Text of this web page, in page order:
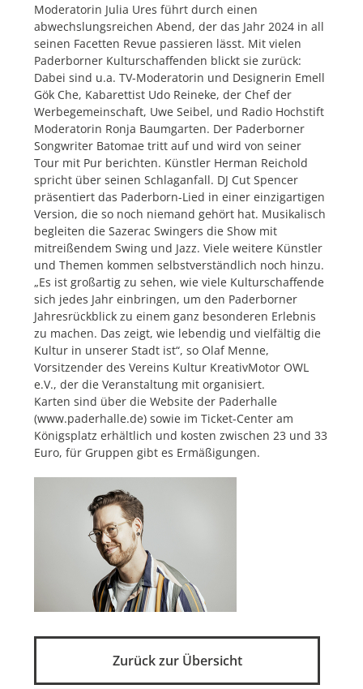
Moderatorin Julia Ures führt durch einen
abwechslungsreichen Abend, der das Jahr 2024 in all
seinen Facetten Revue passieren lässt. Mit vielen
Paderborner Kulturschaffenden blickt sie zurück:
Dabei sind u.a. TV-Moderatorin und Designerin Emell
Gök Che, Kabarettist Udo Reineke, der Chef der
Werbegemeinschaft, Uwe Seibel, und Radio Hochstift
Moderatorin Ronja Baumgarten. Der Paderborner
Songwriter Batomae tritt auf und wird von seiner
Tour mit Pur berichten. Künstler Herman Reichold
spricht über seinen Schlaganfall. DJ Cut Spencer
präsentiert das Paderborn-Lied in einer einzigartigen
Version, die so noch niemand gehört hat. Musikalisch
begleiten die Sazerac Swingers die Show mit
mitreißendem Swing und Jazz. Viele weitere Künstler
und Themen kommen selbstverständlich noch hinzu.
„Es ist großartig zu sehen, wie viele Kulturschaffende
sich jedes Jahr einbringen, um den Paderborner
Jahresrückblick zu einem ganz besonderen Erlebnis
zu machen. Das zeigt, wie lebendig und vielfältig die
Kultur in unserer Stadt ist“, so Olaf Menne,
Vorsitzender des Vereins Kultur KreativMotor OWL
e.V., der die Veranstaltung mit organisiert.
Karten sind über die Website der Paderhalle
(www.paderhalle.de) sowie im Ticket-Center am
Königsplatz erhältlich und kosten zwischen 23 und 33
Euro, für Gruppen gibt es Ermäßigungen.
Zurück zur Übersicht